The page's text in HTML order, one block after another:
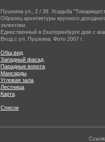
Пушкина ул., 2 / 39. Усадьба
Образец архитектуры крупного
эклектики.
Единственный в Екатеринбурге дом с
Вход с ул. Пушкина. Фото 2007 г.
Общ.вид
Западный фасад
Парадные ворота
Мансарды
Угловая зала
Лестница
Карта
Список